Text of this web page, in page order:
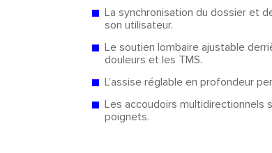
La synchronisation du dossier et
son utilisateur.
Le soutien lombaire ajustable
douleurs et les TMS.
L’assise réglable en profondeur
Les accoudoirs multidirectionnels
poignets.